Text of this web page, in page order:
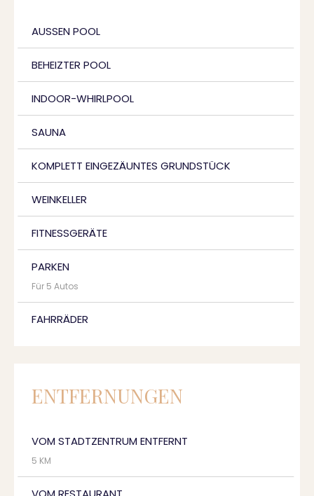
AUSSEN POOL
BEHEIZTER POOL
INDOOR-WHIRLPOOL
SAUNA
KOMPLETT EINGEZÄUNTES GRUNDSTÜCK
WEINKELLER
FITNESSGERÄTE
PARKEN
Für 5 Autos
FAHRRÄDER
ENTFERNUNGEN
VOM STADTZENTRUM ENTFERNT
5 KM